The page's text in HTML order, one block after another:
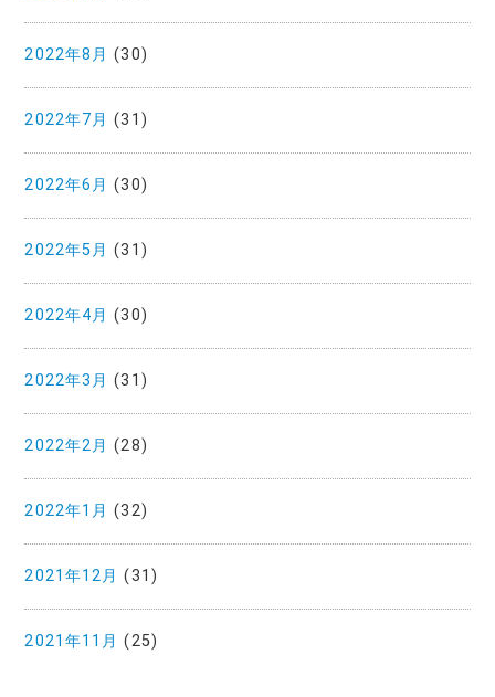
2022年8月 (30)
2022年7月 (31)
2022年6月 (30)
2022年5月 (31)
2022年4月 (30)
2022年3月 (31)
2022年2月 (28)
2022年1月 (32)
2021年12月 (31)
2021年11月 (25)